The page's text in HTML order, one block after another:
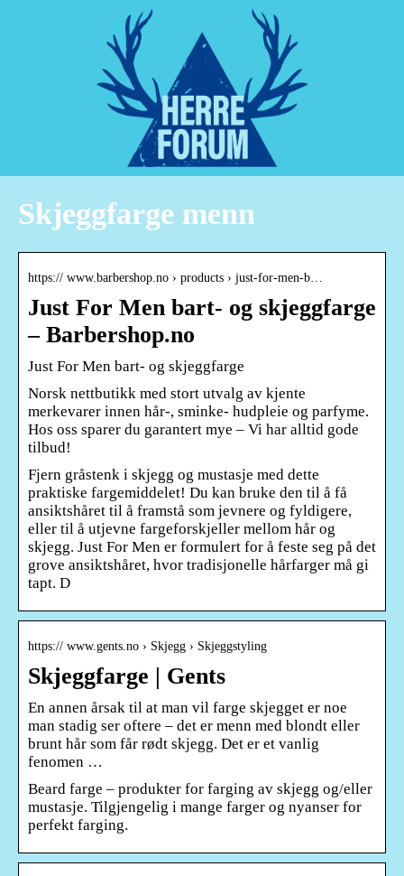
Skjeggfarge menn
https:// www.barbershop.no › products › just-for-men-b…
Just For Men bart- og skjeggfarge
– Barbershop.no
Just For Men bart- og skjeggfarge
Norsk nettbutikk med stort utvalg av kjente
merkevarer innen hår-, sminke- hudpleie og parfyme.
Hos oss sparer du garantert mye – Vi har alltid gode
tilbud!
Fjern gråstenk i skjegg og mustasje med dette
praktiske fargemiddelet! Du kan bruke den til å få
ansiktshåret til å framstå som jevnere og fyldigere,
eller til å utjevne fargeforskjeller mellom hår og
skjegg. Just For Men er formulert for å feste seg på det
grove ansiktshåret, hvor tradisjonelle hårfarger må gi
tapt. D
https:// www.gents.no › Skjegg › Skjeggstyling
Skjeggfarge | Gents
En annen årsak til at man vil farge skjegget er noe
man stadig ser oftere – det er menn med blondt eller
brunt hår som får rødt skjegg. Det er et vanlig
fenomen …
Beard farge – produkter for farging av skjegg og/eller
mustasje. Tilgjengelig i mange farger og nyanser for
perfekt farging.